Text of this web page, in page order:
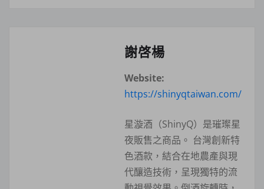
謝啓楊
Website:
https://shinyqtaiwan.com/
星漩酒（ShinyQ）是璀璨星
夜販售之商品。 台灣創新特
色酒款，結合在地農產與現
代釀造技術，呈現獨特的流